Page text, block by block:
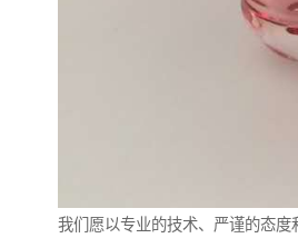
我们愿以专业的技术、严谨的态度